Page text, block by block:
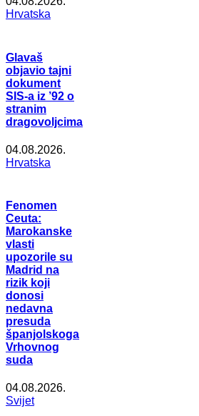
Hrvatska
Glavaš
objavio tajni
dokument
SIS-a iz ’92 o
stranim
dragovoljcima
04.08.2026.
Hrvatska
Fenomen
Ceuta:
Marokanske
vlasti
upozorile su
Madrid na
rizik koji
donosi
nedavna
presuda
španjolskoga
Vrhovnog
suda
04.08.2026.
Svijet